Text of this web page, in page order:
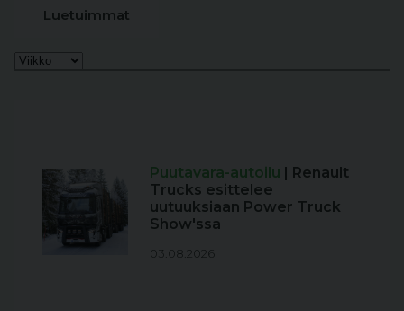
Luetuimmat
Puutavara-autoilu | Renault
Trucks esittelee
uutuuksiaan Power Truck
Show'ssa
03.08.2026